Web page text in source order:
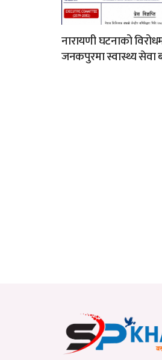
नारायणी घटनाको
जनकपुरमा स्वास्थ्य सेवा